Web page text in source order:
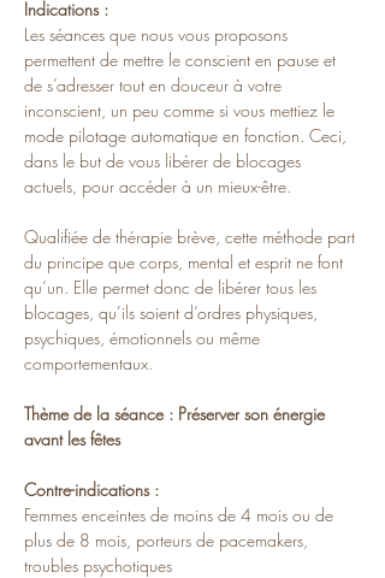
Indications :
Les séances que nous vous proposons
permettent de mettre le conscient en pause et
de s’adresser tout en douceur à votre
inconscient, un peu comme si vous mettiez le
mode pilotage automatique en fonction. Ceci,
dans le but de vous libérer de blocages
actuels, pour accéder à un mieux-être.
Qualifiée de thérapie brève, cette méthode part
du principe que corps, mental et esprit ne font
qu’un. Elle permet donc de libérer tous les
blocages, qu’ils soient d’ordres physiques,
psychiques, émotionnels ou même
comportementaux.
Thème de la séance : Préserver son énergie
avant les fêtes
Contre-indications :
Femmes enceintes de moins de 4 mois ou de
plus de 8 mois, porteurs de pacemakers,
troubles psychotiques